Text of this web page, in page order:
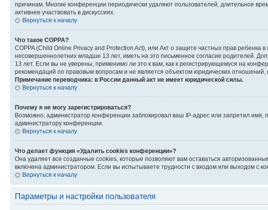
причинам. Многие конференции периодически удаляют пользователей, длительное
активнее участвовать в дискуссиях.
Вернуться к началу
Что такое COPPA?
COPPA (Child Online Privacy and Protection Act), или Акт о защите частных прав
несовершеннолетних младше 13 лет, иметь на это письменное согласие родителей.
13 лет. Если вы не уверены, применимо ли это к вам, как к регистрирующемуся на
рекомендаций по правовым вопросам и не является объектом юридических отношений,
Примечание переводчика: в России данный акт не имеет юридической силы.
Вернуться к началу
Почему я не могу зарегистрироваться?
Возможно, администратор конференции заблокировал ваш IP-адрес или запретил имя,
администратору конференции.
Вернуться к началу
Что делает функция «Удалить cookies конференции»?
Она удаляет все созданные cookies, которые позволяют вам оставаться
включена администратором. Если вы испытываете трудности с входом или выходом с
Вернуться к началу
Параметры и настройки пользователя